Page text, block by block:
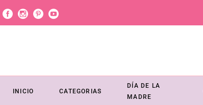
INICIO CATEGORIAS
DÍA DE LA
MADRE